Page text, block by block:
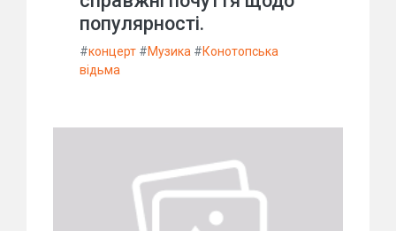
популярності.
#концерт #Музика #Конотопська
відьма